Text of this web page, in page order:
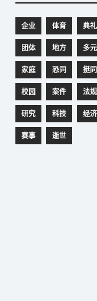
企业 体育 典礼
团体 地方 多元
家庭 恐同 挺同
校园 案件 法规
研究 科技 经济
赛事 逝世